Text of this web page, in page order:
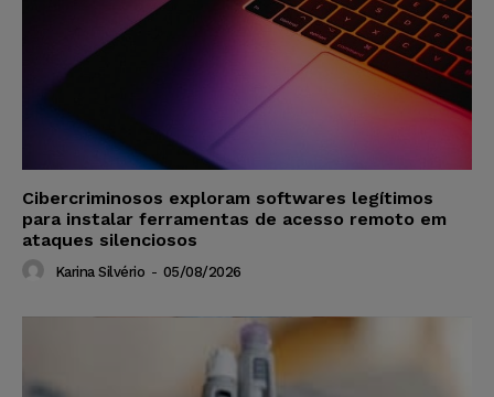
Cibercriminosos exploram softwares legítimos
para instalar ferramentas de acesso remoto em
ataques silenciosos
Karina Silvério - 05/08/2026